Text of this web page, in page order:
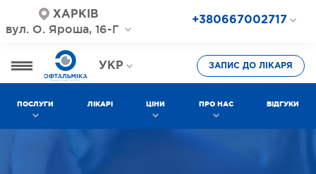
ХАРКІВ
вул. О. Яроша, 16-Г
+380667002717
+380577002717
УКР
РОС
ЗАПИС ДО ЛІКАРЯ
ПОСЛУГИ ЛІКАРІ ЦІНИ ПРО НАС ВІДГУКИ